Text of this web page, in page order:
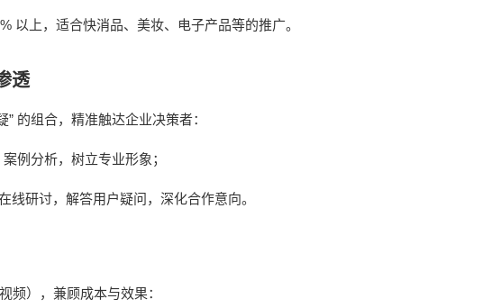
以上，适合快消品、美妆、电子产品等的推广。
透
” 的组合，精准触达企业决策者：
例分析，树立专业形象；
线研讨，解答用户疑问，深化合作意向。
频），兼顾成本与效果：